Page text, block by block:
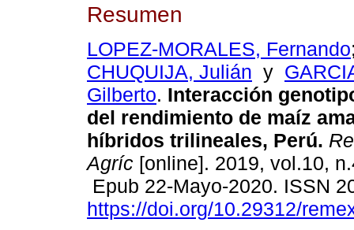
Resumen
LOPEZ-MORALES, Fernando
CHUQUIJA, Julián y
Gilberto. Interacción
del rendimiento de maíz
híbridos trilineales, Perú.
Agríc [online]. 2019, vol.10,
Epub 22-Mayo-2020. ISSN
https://doi.org/10.29312/